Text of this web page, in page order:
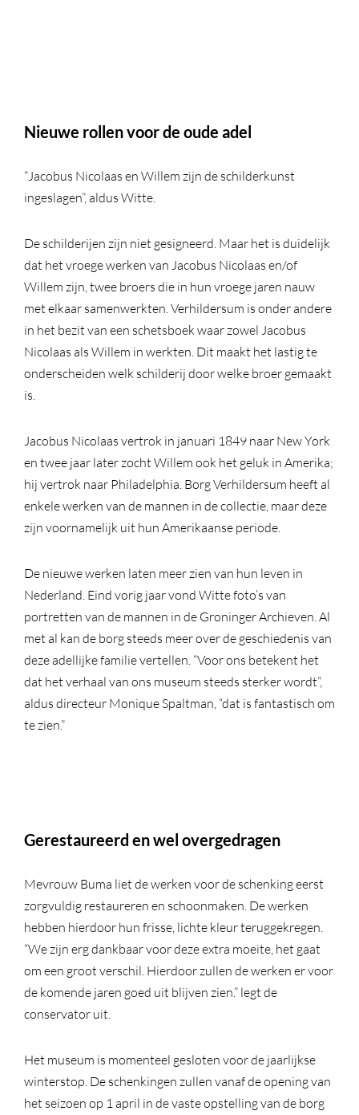
Nieuwe rollen voor de oude adel
“Jacobus Nicolaas en Willem zijn de schilderkunst
ingeslagen”, aldus Witte.
De schilderijen zijn niet gesigneerd. Maar het is duidelijk
dat het vroege werken van Jacobus Nicolaas en/of
Willem zijn, twee broers die in hun vroege jaren nauw
met elkaar samenwerkten. Verhildersum is onder andere
in het bezit van een schetsboek waar zowel Jacobus
Nicolaas als Willem in werkten. Dit maakt het lastig te
onderscheiden welk schilderij door welke broer gemaakt
is.
Jacobus Nicolaas vertrok in januari 1849 naar New York
en twee jaar later zocht Willem ook het geluk in Amerika;
hij vertrok naar Philadelphia. Borg Verhildersum heeft al
enkele werken van de mannen in de collectie, maar deze
zijn voornamelijk uit hun Amerikaanse periode.
De nieuwe werken laten meer zien van hun leven in
Nederland. Eind vorig jaar vond Witte foto’s van
portretten van de mannen in de Groninger Archieven. Al
met al kan de borg steeds meer over de geschiedenis van
deze adellijke familie vertellen. “Voor ons betekent het
dat het verhaal van ons museum steeds sterker wordt”,
aldus directeur Monique Spaltman, “dat is fantastisch om
te zien.”
Gerestaureerd en wel overgedragen
Mevrouw Buma liet de werken voor de schenking eerst
zorgvuldig restaureren en schoonmaken. De werken
hebben hierdoor hun frisse, lichte kleur teruggekregen.
“We zijn erg dankbaar voor deze extra moeite, het gaat
om een groot verschil. Hierdoor zullen de werken er voor
de komende jaren goed uit blijven zien.” legt de
conservator uit.
Het museum is momenteel gesloten voor de jaarlijkse
winterstop. De schenkingen zullen vanaf de opening van
het seizoen op 1 april in de vaste opstelling van de borg